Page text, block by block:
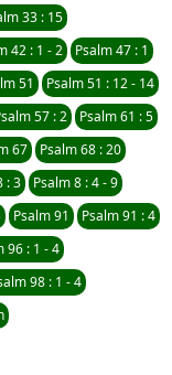
33 : 15
42 : 1 - 2
Psalm 47 : 1
51
Psalm 51 : 12 - 14
57 : 2
Psalm 61 : 5
67
Psalm 68 : 20
: 3
Psalm 8 : 4 - 9
Psalm 91
Psalm 91 : 4
96 : 1 - 4
98 : 1 - 4